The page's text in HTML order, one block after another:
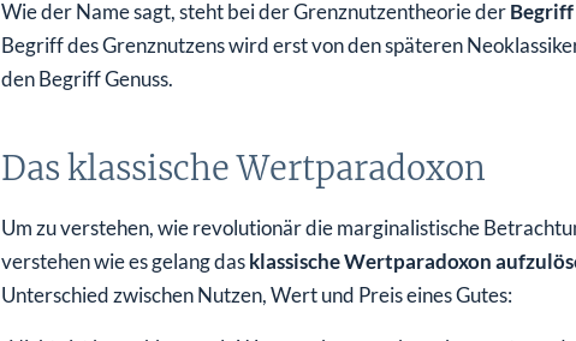
Wie der Name sagt, steht bei der Grenznutzentheorie der
Begriff des Grenznutzens wird erst von den späteren
den Begriff Genuss.
Das klassische Wertparadoxon
Um zu verstehen, wie revolutionär die marginalistische
verstehen wie es gelang dasklassische Wertparadoxon
Unterschied zwischen Nutzen, Wert und Preis eines Gutes: